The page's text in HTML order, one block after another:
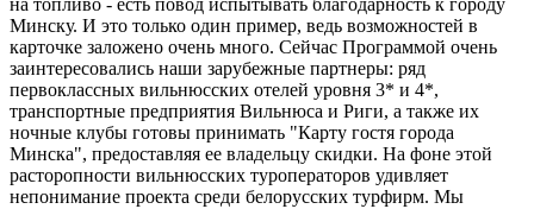
Минску. И это только один пример, ведь возможностей в
карточке заложено очень много. Сейчас Программой очень
заинтересовались наши зарубежные партнеры: ряд
первоклассных вильнюсских отелей уровня 3* и 4*,
транспортные предприятия Вильнюса и Риги, а также их
ночные клубы готовы принимать "Карту гостя города
Минска", предоставляя ее владельцу скидки. На фоне этой
расторопности вильнюсских туроператоров удивляет
непонимание проекта среди белорусских турфирм. Мы